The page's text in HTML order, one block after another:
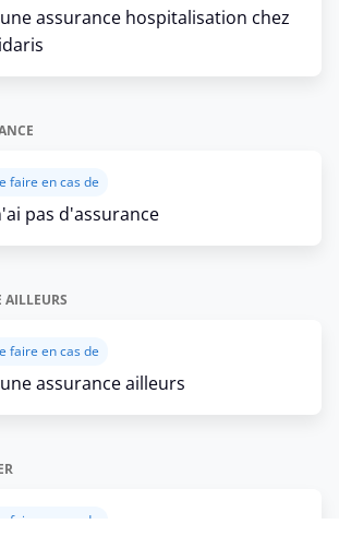
une assurance hospitalisation chez
faire en cas de
pas d'assurance
AILLEURS
faire en cas de
une assurance ailleurs
faire en cas de